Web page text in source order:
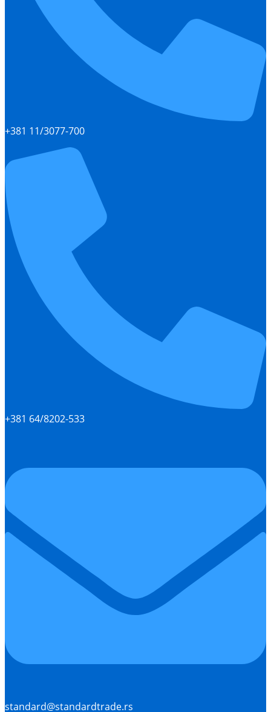
+381 11/3077-700
+381 64/8202-533
standard@standardtrade.rs